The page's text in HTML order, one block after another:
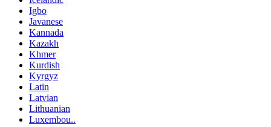
Igbo
Javanese
Kannada
Kazakh
Khmer
Kurdish
Kyrgyz
Latin
Latvian
Lithuanian
Luxembou..